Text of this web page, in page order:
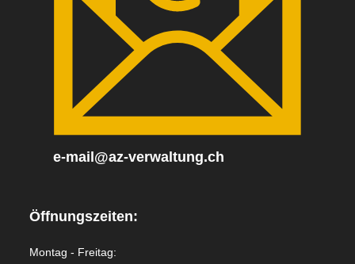
e-mail@az-verwaltung.ch
Öffnungszeiten:
Montag - Freitag: